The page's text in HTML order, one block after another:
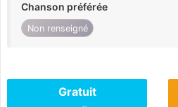
Chanson préférée
Non renseigné
Gratuit